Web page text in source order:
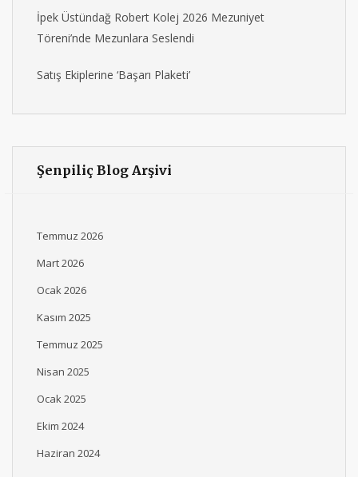
İpek Üstündağ Robert Kolej 2026 Mezuniyet
Töreni’nde Mezunlara Seslendi
Satış Ekiplerine ‘Başarı Plaketi’
Şenpiliç Blog Arşivi
Temmuz 2026
Mart 2026
Ocak 2026
Kasım 2025
Temmuz 2025
Nisan 2025
Ocak 2025
Ekim 2024
Haziran 2024